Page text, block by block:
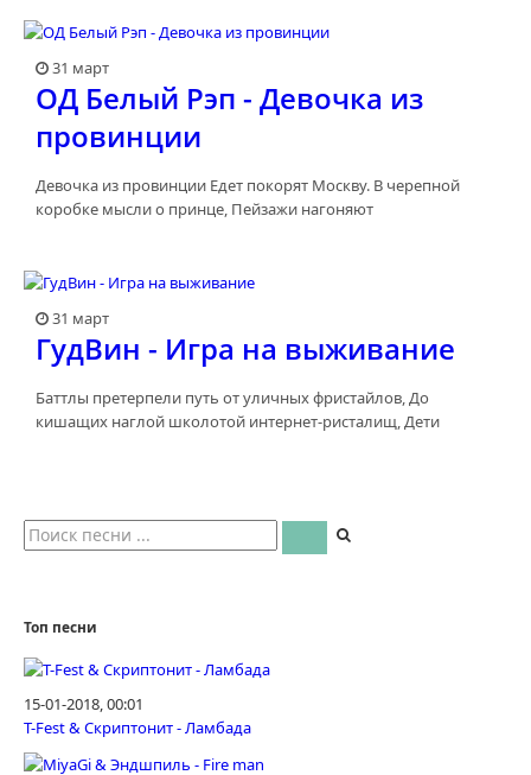
31 март
ОД Белый Рэп - Девочка из
провинции
Девочка из провинции Едет покорят Москву. В черепной
коробке мысли о принце, Пейзажи нагоняют
31 март
ГудВин - Игра на выживание
Баттлы претерпели путь от уличных фристайлов, До
кишащих наглой школотой интернет-ристалищ, Дети
Топ песни
15-01-2018, 00:01
T-Fest & Скриптонит - Ламбада